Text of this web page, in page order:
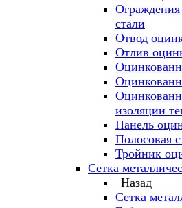
стали
Отвод
Отлив
изоляции
Панель
Полосовая
Тройник
Сетка
Назад
Сетка